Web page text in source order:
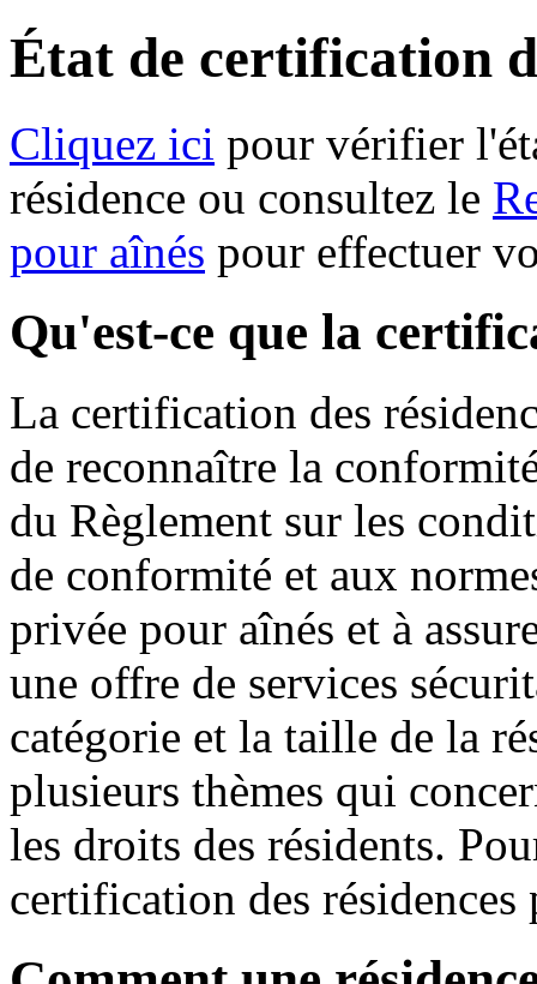
État de certification
Cliquez ici pour vérifier
résidence ou consultez le
pour aînés pour effectuer
Qu'est-ce que la
La certification des
de reconnaître la
du Règlement sur les
de conformité et aux
privée pour aînés et à
une offre de services
catégorie et la taille de la
plusieurs thèmes qui
les droits des résidents.
certification des